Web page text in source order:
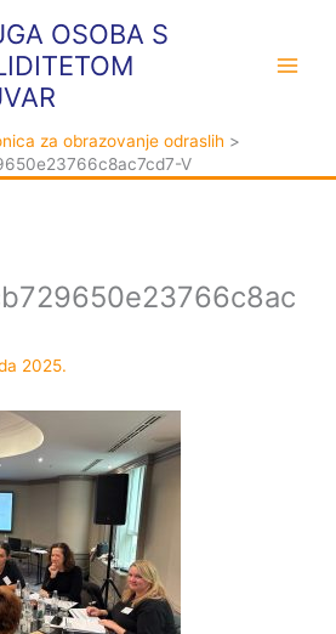
OSOBA S
za obrazovanje odraslih
V
2025.